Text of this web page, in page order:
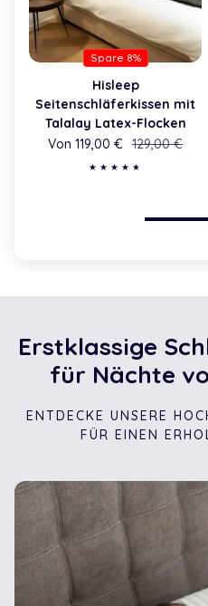
Spare 8%
Hisleep
Seitenschläferkissen mit
Talalay Latex-Flocken
Verkaufspreis
Von 119,00 €Regulärer Preis
129,00 €
Erstklassige
für Nächte
ENTDECKE UNSERE
FÜR EINEN